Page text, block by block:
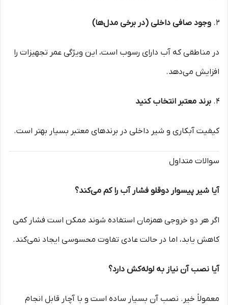
وجود صافی داخلی (در برخی مدل‌ها)
در مناطقی که آب دارای رسوب است، این ویژگی عمر تجهیزات را
افزایش می‌دهد.
برند معتبر انتخاب کنید
کیفیت آبکاری و شیر داخلی در برندهای معتبر بسیار بهتر است.
سوالات متداول
آیا شیر پیسوار دوقلو فشار آب را کم می‌کند؟
اگر هر دو خروجی همزمان استفاده شوند ممکن است فشار کمی
کاهش یابد، اما در حالت عادی تفاوت محسوسی ایجاد نمی‌کند.
آیا نصب آن نیاز به لوله‌کش دارد؟
معمولاً خیر. نصب آن بسیار ساده است و با آچار قابل انجام